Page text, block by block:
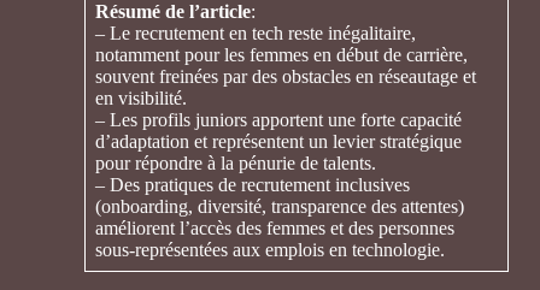
Résumé de l’article:
– Le recrutement en tech reste inégalitaire,
notamment pour les femmes en début de carrière,
souvent freinées par des obstacles en réseautage et
en visibilité.
– Les profils juniors apportent une forte capacité
d’adaptation et représentent un levier stratégique
pour répondre à la pénurie de talents.
– Des pratiques de recrutement inclusives
(onboarding, diversité, transparence des attentes)
améliorent l’accès des femmes et des personnes
sous-représentées aux emplois en technologie.